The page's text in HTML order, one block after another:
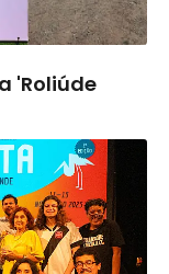
'Roliúde